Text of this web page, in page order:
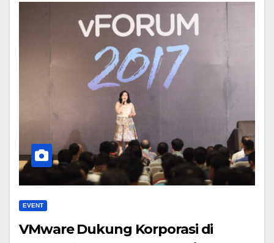
EVENT
VMware Dukung Korporasi di